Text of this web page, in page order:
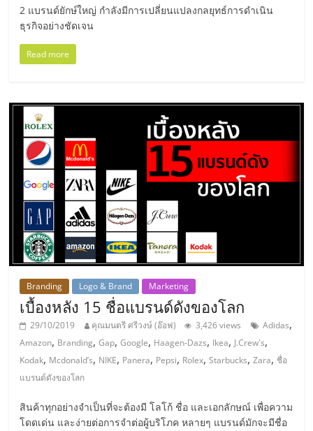
ไทย,
SMEs,
แฟ
รน
ไชส์,
ที่
ปรึกษา
แฟ
รน
ไชส์,
รวม
2 แบรนด์ยักษ์ใหญ่ กำลังมีการเปลี่ยนแปลงกลยุทธ์การดำเนิน
ธุรกิจอย่างชัดเจน
Read more
Branding Logo & Brand Marketing
เบื้องหลัง 15 ชื่อแบรนด์ดังของโลก
29/10/2019 คุณมนตรี ศรีวงษ์ (อ๊อฟ) 3,426 views Adidas,
Amazon, Branding,Gap,Google, Haagen-Dazs, Ikea, J.Crew's,
Kodak, Mcdonald’s, NIKE, Panera, Pepsi, Rolex,Starbucks,Zara, ชื่อ
แบรนด์ดังของโลก
สินค้าทุกอย่างจำเป็นที่จะต้องมี โลโก้ ชื่อ และเอกลักษณ์ เพื่อความ
โดดเด่น และง่ายต่อการจำต่อผู้บริโภค หลายๆ แบรนด์มักจะมีชื่อ